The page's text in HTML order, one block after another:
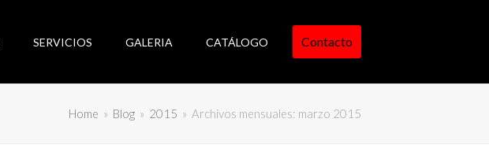
SERVICIOS GALERIA CATÁLOGO Contacto
Home » Blog » 2015 » Archivos mensuales: marzo 2015